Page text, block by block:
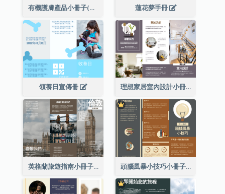
有機護膚產品小冊子(附詳細信息) 蓮花夢手冊
領養日宣傳冊 理想家居室內設計小冊子
英格蘭旅遊指南小冊子 頭腦風暴小技巧小冊子